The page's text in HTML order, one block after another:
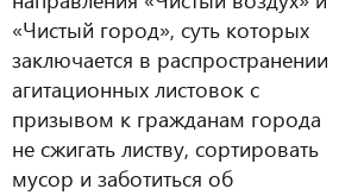
«Чистый город», суть которых
заключается в распространении
агитационных листовок с
призывом к гражданам города
не сжигать листву, сортировать
мусор и заботиться об